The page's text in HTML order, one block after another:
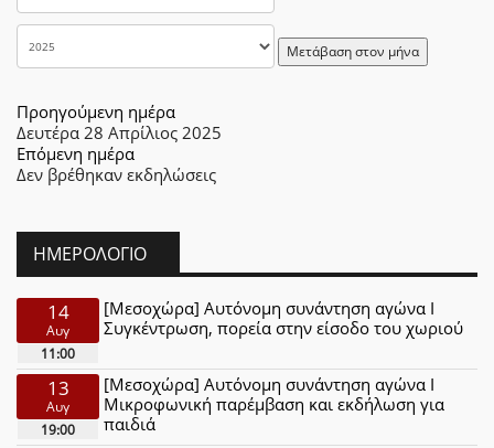
Μετάβαση στον μήνα
Προηγούμενη ημέρα
Δευτέρα 28 Απρίλιος 2025
Επόμενη ημέρα
Δεν βρέθηκαν εκδηλώσεις
ΗΜΕΡΟΛΌΓΙΟ
14
Αυγ
11:00
[Μεσοχώρα] Αυτόνομη συνάντηση αγώνα Ι
Συγκέντρωση, πορεία στην είσοδο του χωριού
13
Αυγ
19:00
[Μεσοχώρα] Αυτόνομη συνάντηση αγώνα Ι
Μικροφωνική παρέμβαση και εκδήλωση για
παιδιά